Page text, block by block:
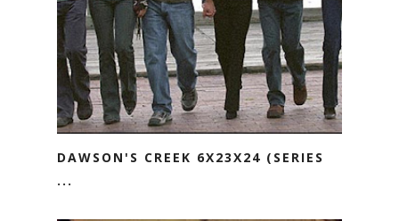
DAWSON'S CREEK 6X23X24 (SERIES
...